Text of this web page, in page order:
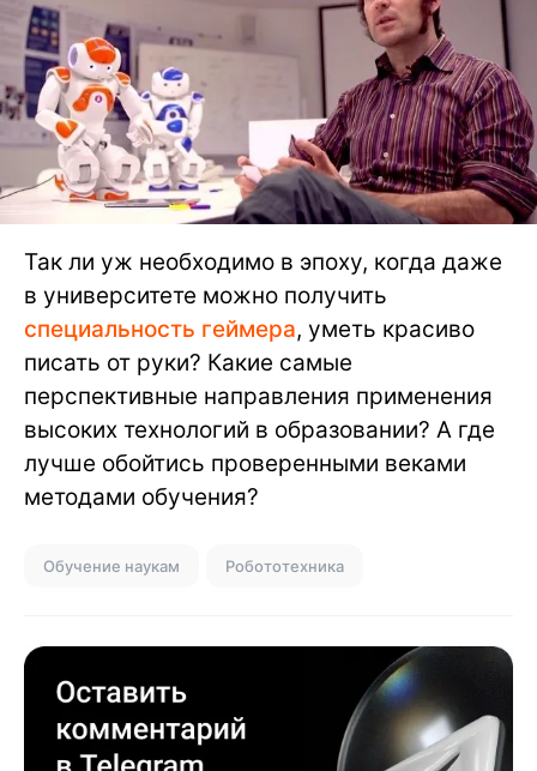
Так ли уж необходимо в эпоху, когда даже
в университете можно получить
специальность геймера, уметь красиво
писать от руки? Какие самые
перспективные направления применения
высоких технологий в образовании? А где
лучше обойтись проверенными веками
методами обучения?
Обучение наукам Робототехника